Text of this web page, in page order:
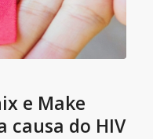
e Make
causa do HIV